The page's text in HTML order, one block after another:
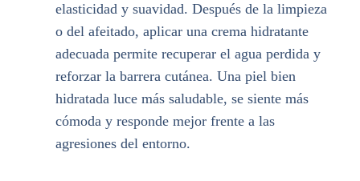
elasticidad y suavidad. Después de la limpieza
o del afeitado, aplicar una crema hidratante
adecuada permite recuperar el agua perdida y
reforzar la barrera cutánea. Una piel bien
hidratada luce más saludable, se siente más
cómoda y responde mejor frente a las
agresiones del entorno.